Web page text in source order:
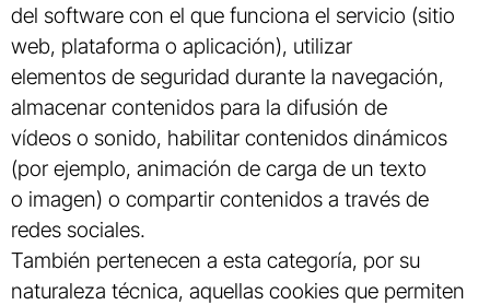
del software con el que funciona el servicio (sitio
web, plataforma o aplicación), utilizar
elementos de seguridad durante la navegación,
almacenar contenidos para la difusión de
vídeos o sonido, habilitar contenidos dinámicos
(por ejemplo, animación de carga de un texto
o imagen) o compartir contenidos a través de
redes sociales.
También pertenecen a esta categoría, por su
naturaleza técnica, aquellas cookies que permiten